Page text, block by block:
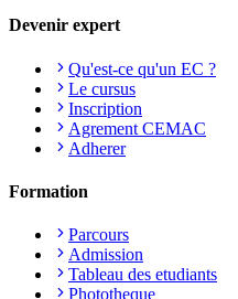
Devenir expert
Qu'est-ce qu'un EC ?
Le cursus
Inscription
Agrement CEMAC
Adherer
Formation
Parcours
Admission
Tableau des etudiants
Phototheque